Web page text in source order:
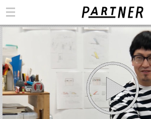
カテゴリ